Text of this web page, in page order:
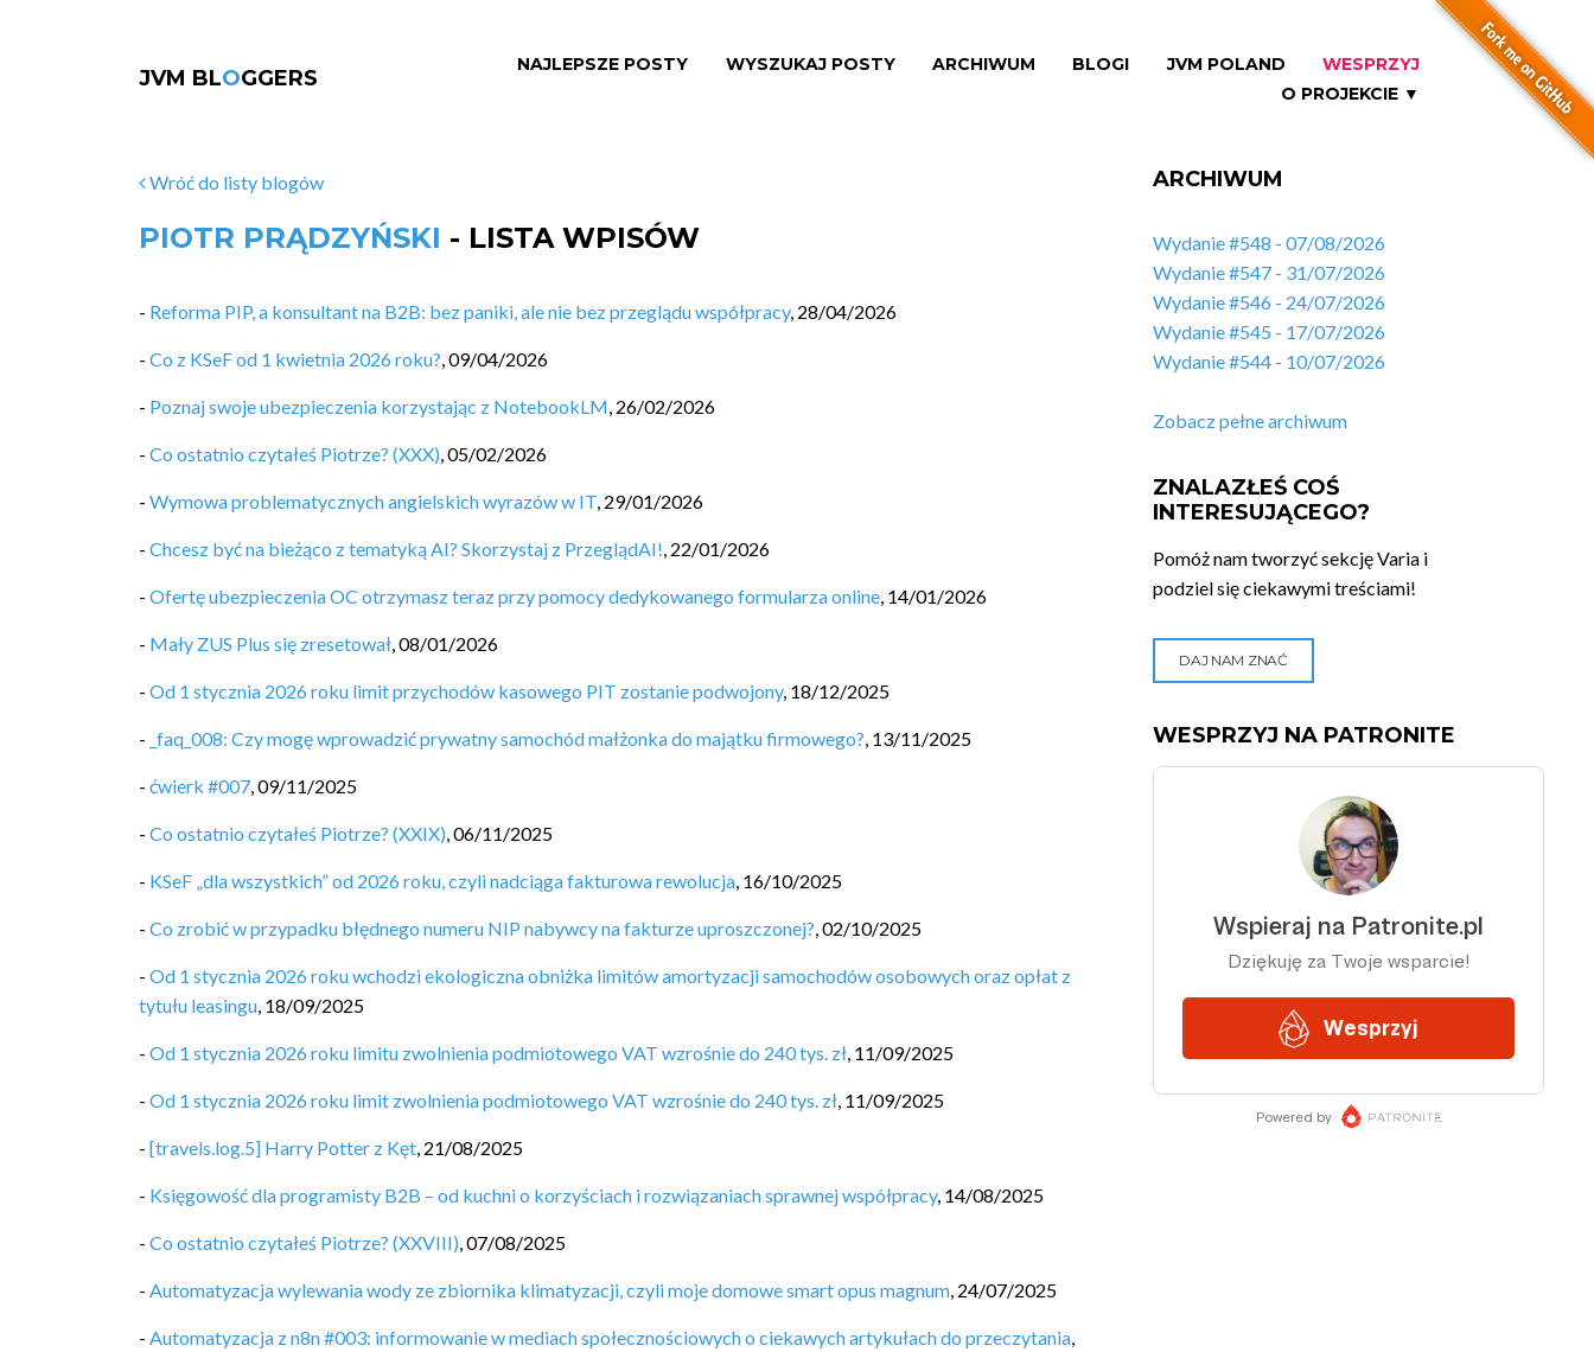
JVM BLOGGERS
NAJLEPSZE POSTY WYSZUKAJ POSTY ARCHIWUM BLOGI JVM POLAND
WESPRZYJ
O PROJEKCIE ▼
Wróć do listy blogów
PIOTR PRĄDZYŃSKI - LISTA WPISÓW
- Reforma PIP, a konsultant na B2B: bez paniki, ale nie bez przeglądu współpracy, 28/04/2026
- Co z KSeF od 1 kwietnia 2026 roku?,09/04/2026
- Poznaj swoje ubezpieczenia korzystając z NotebookLM, 26/02/2026
- Co ostatnio czytałeś Piotrze? (XXX),05/02/2026
- Wymowa problematycznych angielskich wyrazów w IT, 29/01/2026
- Chcesz być na bieżąco z tematyką AI? Skorzystaj z PrzeglądAI!, 22/01/2026
- Ofertę ubezpieczenia OC otrzymasz teraz przy pomocy dedykowanego formularza online, 14/01/2026
- Mały ZUS Plus się zresetował,08/01/2026
- Od 1 stycznia 2026 roku limit przychodów kasowego PIT zostanie podwojony, 18/12/2025
- _faq_008: Czy mogę wprowadzić prywatny samochód małżonka do majątku firmowego?, 13/11/2025
- ćwierk #007,09/11/2025
- Co ostatnio czytałeś Piotrze? (XXIX),06/11/2025
- KSeF „dla wszystkich” od 2026 roku, czyli nadciąga fakturowa rewolucja, 16/10/2025
- Co zrobić w przypadku błędnego numeru NIP nabywcy na fakturze uproszczonej?,02/10/2025
- Od 1 stycznia 2026 roku wchodzi ekologiczna obniżka limitów amortyzacji samochodów osobowych oraz opłat z
tytułu leasingu, 18/09/2025
- Od 1 stycznia 2026 roku limitu zwolnienia podmiotowego VAT wzrośnie do 240 tys. zł, 11/09/2025
- Od 1 stycznia 2026 roku limit zwolnienia podmiotowego VAT wzrośnie do 240 tys. zł, 11/09/2025
- [travels.log.5] Harry Potter z Kęt, 21/08/2025
- Księgowość dla programisty B2B – od kuchni o korzyściach i rozwiązaniach sprawnej współpracy, 14/08/2025
- Co ostatnio czytałeś Piotrze? (XXVIII),07/08/2025
- Automatyzacja wylewania wody ze zbiornika klimatyzacji, czyli moje domowe smart opus magnum, 24/07/2025
- Automatyzacja z n8n #003: informowanie w mediach społecznościowych o ciekawych artykułach do przeczytania,
ARCHIWUM
Wydanie #548 - 07/08/2026
Wydanie #547 - 31/07/2026
Wydanie #546 - 24/07/2026
Wydanie #545 - 17/07/2026
Wydanie #544 - 10/07/2026
Zobacz pełne archiwum
ZNALAZŁEŚ COŚ
INTERESUJĄCEGO?
Pomóż nam tworzyć sekcję Varia i
podziel się ciekawymi treściami!
DAJ NAM ZNAĆ
WESPRZYJ NA PATRONITE